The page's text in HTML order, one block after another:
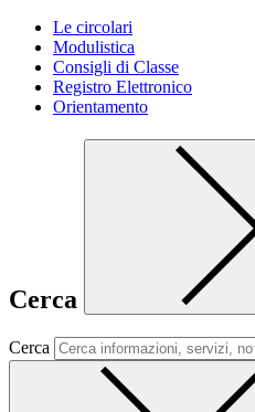
Le circolari
Modulistica
Consigli di Classe
Registro Elettronico
Orientamento
Cerca
Cerca